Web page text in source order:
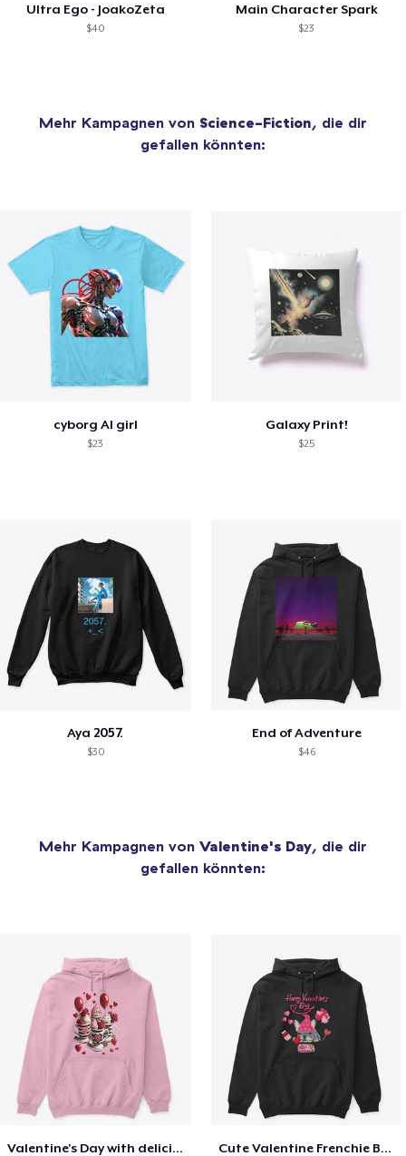
Ultra Ego - JoakoZeta
$40
Main Character Spark
$23
Mehr Kampagnen von Science-Fiction, die dir
gefallen könnten:
cyborg AI girl
$23
Galaxy Print!
$25
Aya 2057.
$30
End of Adventure
$46
Mehr Kampagnen von Valentine's Day, die dir
gefallen könnten:
Valentine's Day with delicious food Cute Valentine Frenchie Bulldog